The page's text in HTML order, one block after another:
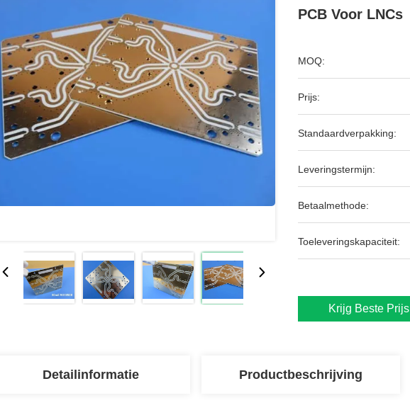
PCB Voor LNCs
MOQ:
Prijs:
Standaardverpakking:
Leveringstermijn:
Betaalmethode:
Toeleveringskapaciteit:
Krijg Beste Prijs
Detailinformatie Productbeschrijving